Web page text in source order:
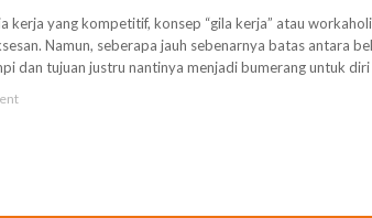
kerja yang kompetitif, konsep “gila kerja” atau
Namun, seberapa jauh sebenarnya batas antara
dan tujuan justru nantinya menjadi bumerang untuk